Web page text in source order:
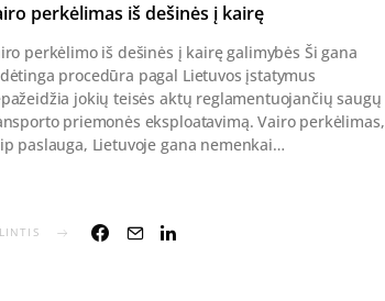
perkėlimas iš dešinės į kairę
perkėlimo iš dešinės į kairę galimybės Ši gana
procedūra pagal Lietuvos įstatymus
jokių teisės aktų reglamentuojančių saugų
priemonės eksploatavimą. Vairo perkėlimas,
paslauga, Lietuvoje gana nemenkai…